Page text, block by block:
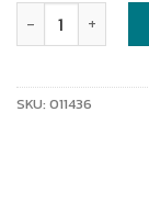
SKU: 011436